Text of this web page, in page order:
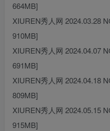
664MB]
XIUREN秀人网 2024.03.28
910MB]
XIUREN秀人网 2024.04.07
691MB]
XIUREN秀人网 2024.04.18
809MB]
XIUREN秀人网 2024.05.15
915MB]